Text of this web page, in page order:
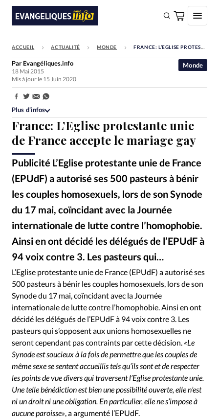
FAIRE UN DON
Faire un don
Société
Monde
Bible
Toute l'actualité
Se connecter
RUBRIQUES
Toute l'actualité Bible Culture
Economie
Eglises
Histoire Laicité
Liberté religieuse
Mission
Monde People Politique
Religions
Société
ACCUEIL ACTUALITÉ MONDE FRANCE: L’EGLISE PROTESTANTE UNIE DE FRANCE ACCEPTE LE MARIAGE GAY
France: L’Eglise protestante unie
de France accepte le mariage gay
Publicité L’Eglise protestante unie de France
(EPUdF) a autorisé ses 500 pasteurs à bénir
les couples homosexuels, lors de son Synode
du 17 mai, coïncidant avec la Journée
internationale de lutte contre l’homophobie.
Ainsi en ont décidé les délégués de l’EPUdF à
94 voix contre 3. Les pasteurs qui…
Monde
Par Evangéliques.info
18 Mai 2015
Mis à jour le 15 Juin 2020
Partager:
Plus d’infos
L’Eglise protestante unie de France (EPUdF) a autorisé ses
500 pasteurs à bénir les couples homosexuels, lors de son
Synode du 17 mai, coïncidant avec la Journée
internationale de lutte contre l’homophobie. Ainsi en ont
décidé les délégués de l’EPUdF à 94 voix contre 3. Les
pasteurs qui s’opposent aux unions homosexuelles ne
seront cependant pas contraints par cette décision. «Le
Synode est soucieux à la fois de permettre que les couples de
même sexe se sentent accueillis tels qu’ils sont et de respecter
les points de vue divers qui traversent l’Eglise protestante unie.
Une telle bénédiction est bien une possibilité ouverte, elle n’est
ni un droit ni une obligation. En particulier, elle ne s’impose à
aucune paroisse» , a argumenté l’EPUdF.